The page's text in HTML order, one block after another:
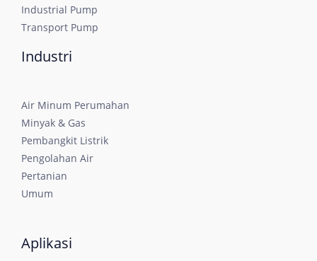
Industrial Pump
Transport Pump
Industri
Air Minum Perumahan
Minyak & Gas
Pembangkit Listrik
Pengolahan Air
Pertanian
Umum
Aplikasi